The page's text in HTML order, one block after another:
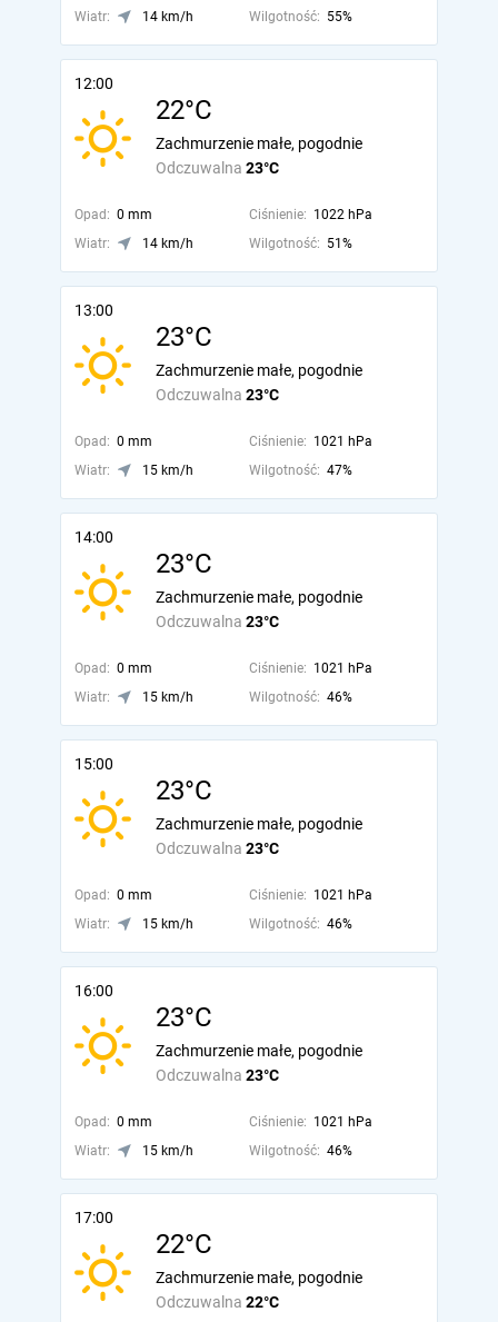
Wiatr:
14 km/h Wilgotność: 55%
12:00
22°C
Odczuwalna 23°C
Zachmurzenie małe, pogodnie
Opad: 0 mm Ciśnienie: 1022 hPa
Wiatr:
14 km/h Wilgotność: 51%
13:00
23°C
Odczuwalna 23°C
Zachmurzenie małe, pogodnie
Opad: 0 mm Ciśnienie: 1021 hPa
Wiatr:
15 km/h Wilgotność: 47%
14:00
23°C
Odczuwalna 23°C
Zachmurzenie małe, pogodnie
Opad: 0 mm Ciśnienie: 1021 hPa
Wiatr:
15 km/h Wilgotność: 46%
15:00
23°C
Odczuwalna 23°C
Zachmurzenie małe, pogodnie
Opad: 0 mm Ciśnienie: 1021 hPa
Wiatr:
15 km/h Wilgotność: 46%
16:00
23°C
Odczuwalna 23°C
Zachmurzenie małe, pogodnie
Opad: 0 mm Ciśnienie: 1021 hPa
Wiatr:
15 km/h Wilgotność: 46%
17:00
22°C
Odczuwalna 22°C
Zachmurzenie małe, pogodnie